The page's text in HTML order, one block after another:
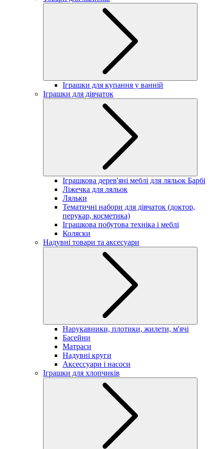
Іграшки для купання у ванній
Іграшки для дівчаток
Іграшкова дерев'яні меблі для ляльок Барбі
Ліжечка для ляльок
Ляльки
Тематичні набори для дівчаток (доктор,
перукар, косметика)
Іграшкова побутова техніка і меблі
Коляски
Надувні товари та аксесуари
Нарукавники, плотики, жилети, м'ячі
Басейни
Матраси
Надувні круги
Аксессуари і насоси
Іграшки для хлопчиків